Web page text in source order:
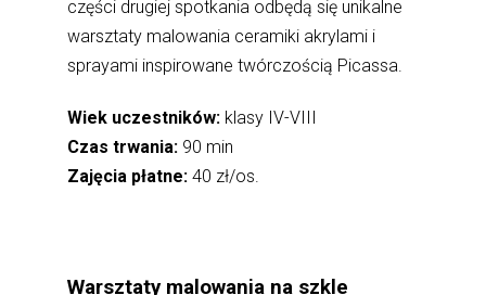
części drugiej spotkania odbędą się unikalne
warsztaty malowania ceramiki akrylami i
sprayami inspirowane twórczością Picassa.
Wiek uczestników: klasy IV-VIII
Czas trwania: 90 min
Zajęcia płatne:40 zł/os.
Warsztaty malowania na szkle